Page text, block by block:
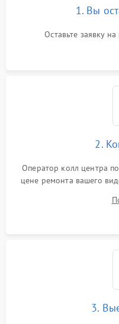
Не работает стабилизация
1. Вы
Оставьте заявку
2.
Оператор колл центра
цене ремонта вашего
3.